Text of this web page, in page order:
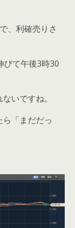
、利確売りさ
びて午後3時30
いですね。
ら「まだだっ